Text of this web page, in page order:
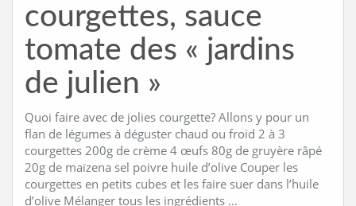
courgettes, sauce
tomate des « jardins
de julien »
Quoi faire avec de jolies courgette? Allons y pour un
flan de légumes à déguster chaud ou froid 2 à 3
courgettes 200g de crème 4 œufs 80g de gruyère râpé
20g de maïzena sel poivre huile d’olive Couper les
courgettes en petits cubes et les faire suer dans l’huile
d’olive Mélanger tous les ingrédients …